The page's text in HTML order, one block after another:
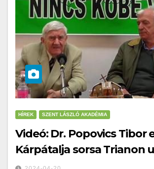
HÍREK SZENT LÁSZLÓ AKADÉMIA
Videó: Dr. Popovics Tibor
Kárpátalja sorsa Trianon